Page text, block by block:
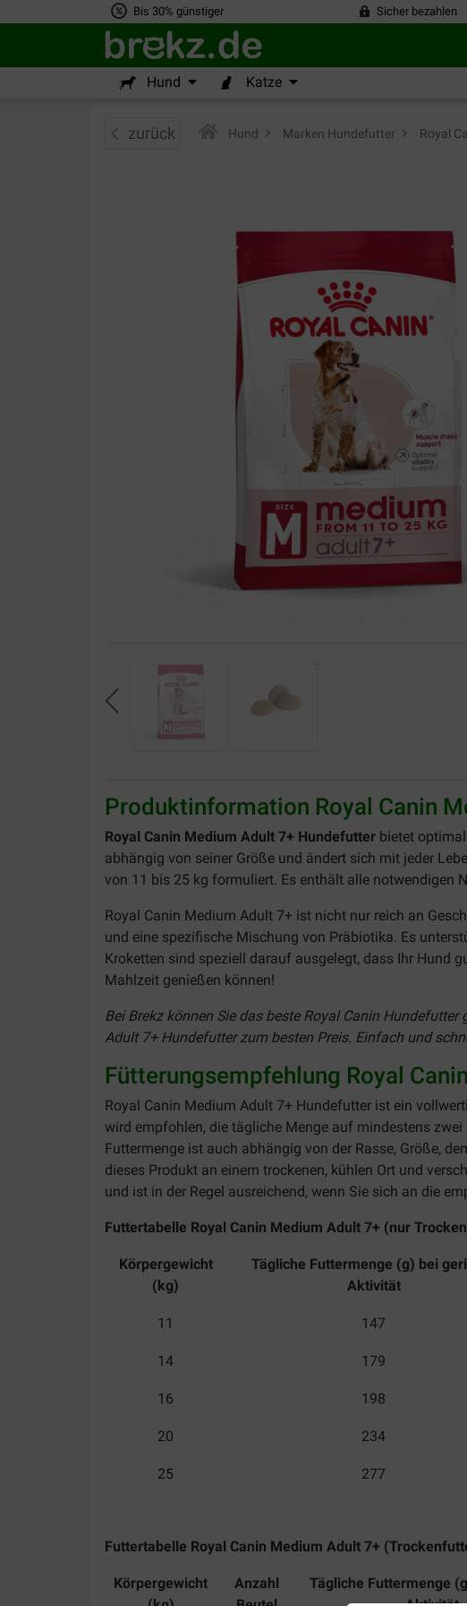
Bis 30% günstiger Sicher bezahlen
Hund Katze
zurück Hund Marken Hundefutter Royal
Produktinformation Royal Canin
Royal Canin Medium Adult 7+ Hundefutter bietet
abhängig von seiner Größe und ändert sich mit jeder
von 11 bis 25 kg formuliert. Es enthält alle notwendigen
Royal Canin Medium Adult 7+ ist nicht nur reich an
und eine spezifische Mischung von Präbiotika. Es
Kroketten sind speziell darauf ausgelegt, dass Ihr Hund
Mahlzeit genießen können!
Bei Brekz können Sie das beste Royal Canin
Adult 7+ Hundefutter zum besten Preis. Einfach und
Fütterungsempfehlung Royal
Royal Canin Medium Adult 7+ Hundefutter ist ein
wird empfohlen, die tägliche Menge auf mindestens
Futtermenge ist auch abhängig von der Rasse, Größe,
dieses Produkt an einem trockenen, kühlen Ort und
und ist in der Regel ausreichend, wenn Sie sich an die
Futtertabelle Royal Canin Medium Adult 7+ (nur
Körpergewicht
(kg)
Tägliche Futtermenge (g) bei
Aktivität
11 147
14 179
16 198
20 234
25 277
Futtertabelle Royal Canin Medium Adult 7+
Körpergewicht
Anzahl
Tägliche Futtermenge